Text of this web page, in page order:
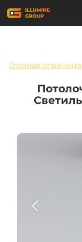
Главная страница